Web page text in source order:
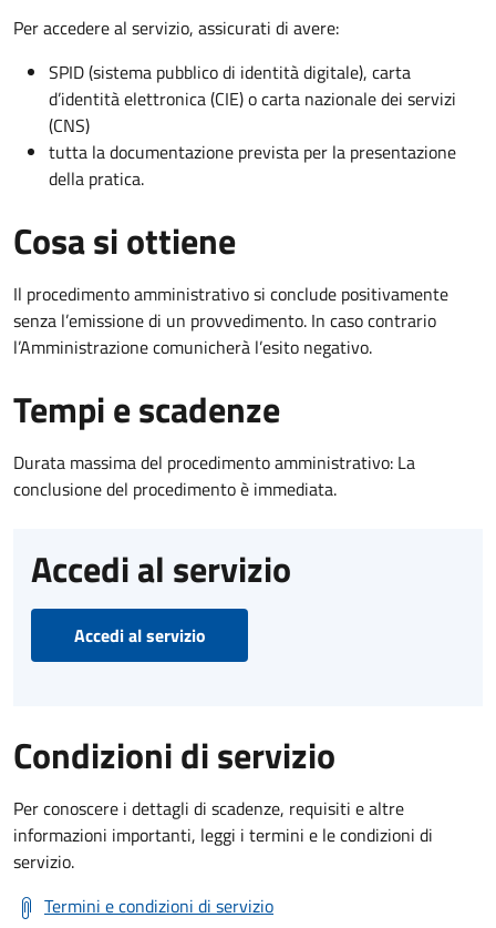
Per accedere al servizio, assicurati di avere:
SPID (sistema pubblico di identità digitale), carta
d’identità elettronica (CIE) o carta nazionale dei servizi
(CNS)
tutta la documentazione prevista per la presentazione
della pratica.
Cosa si ottiene
Il procedimento amministrativo si conclude positivamente
senza l’emissione di un provvedimento. In caso contrario
l’Amministrazione comunicherà l’esito negativo.
Tempi e scadenze
Durata massima del procedimento amministrativo: La
conclusione del procedimento è immediata.
Accedi al servizio
Accedi al servizio
Condizioni di servizio
Per conoscere i dettagli di scadenze, requisiti e altre
informazioni importanti, leggi i termini e le condizioni di
servizio.
Termini e condizioni di servizio